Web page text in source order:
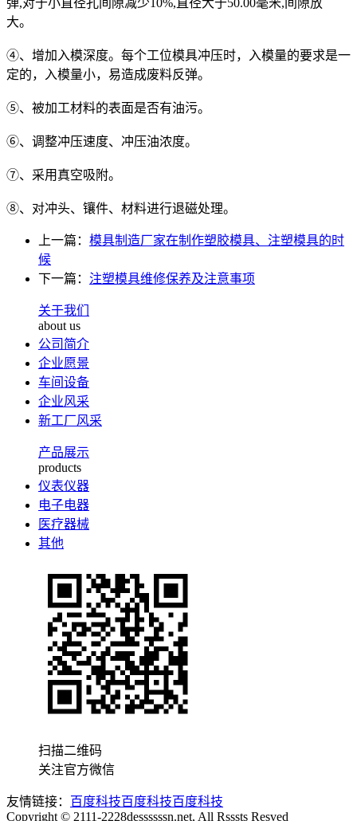
弹,对于小直径孔间隙减少10%,直径大于50.00毫米,间隙放
大。
④、增加入模深度。每个工位模具冲压时，入模量的要求是一
定的，入模量小，易造成废料反弹。
⑤、被加工材料的表面是否有油污。
⑥、调整冲压速度、冲压油浓度。
⑦、采用真空吸附。
⑧、对冲头、镶件、材料进行退磁处理。
上一篇： 模具制造厂家在制作塑胶模具、注塑模具的时
候
下一篇： 注塑模具维修保养及注意事项
关于我们
about us
公司简介
企业愿景
车间设备
企业风采
新工厂风采
产品展示
products
仪表仪器
电子电器
医疗器械
其他
扫描二维码
关注官方微信
友情链接： 百度科技百度科技百度科技
Copyright © 2111-2228dessssssn.net, All Rsssts Resved